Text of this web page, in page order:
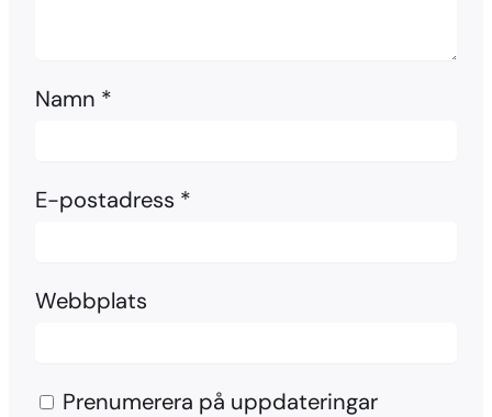
Namn *
E-postadress *
Webbplats
Prenumerera på uppdateringar